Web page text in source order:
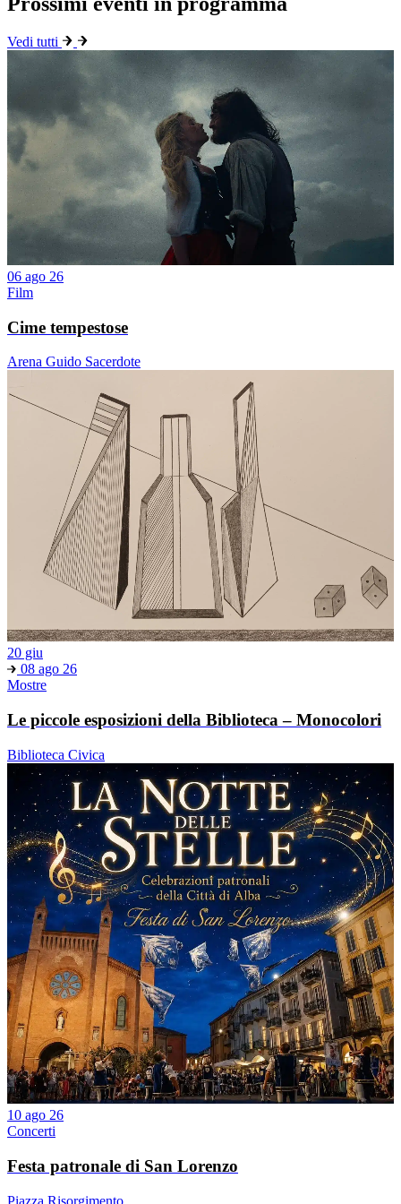
Vedi tutti
06 ago 26
Film
Cime tempestose
Arena Guido Sacerdote
20 giu
08 ago 26
Mostre
Le piccole esposizioni della Biblioteca – Monocolori
Biblioteca Civica
10 ago 26
Concerti
Festa patronale di San Lorenzo
Piazza Risorgimento